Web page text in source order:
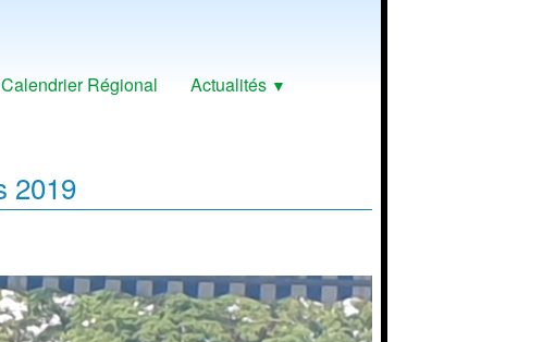
Calendrier Régional Actualités ▼
2019